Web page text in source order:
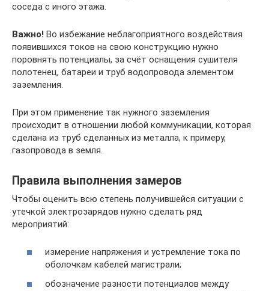
соседа с иного этажа.
Важно! Во избежание неблагоприятного воздействия
появившихся токов на свою конструкцию нужно
поровнять потенциалы, за счёт оснащения сушителя
полотенец, батареи и труб водопровода элементом
заземления.
При этом применение так нужного заземления
происходит в отношении любой коммуникации, которая
сделана из труб сделанных из металла, к примеру,
газопровода в земля.
Правила выполнения замеров
Чтобы оценить всю степень получившейся ситуации с
утечкой электрозарядов нужно сделать ряд
мероприятий:
измерение напряжения и устремление тока по
оболочкам кабелей магистрали;
обозначение разности потенциалов между